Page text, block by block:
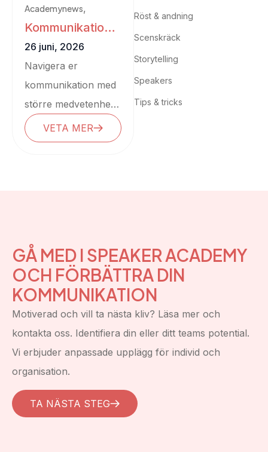
Academynews,
Kommunikation,
Kommunikativt
ledarskap
Kommunikation
inom företaget
26 juni, 2026
Navigera er
kommunikation med
större medvetenhet
Hur ser
kommunikationen
VETA MER
Röst & andning
Scenskräck
Storytelling
Speakers
Tips & tricks
GÅ MED I SPEAKER ACADEMY
OCH FÖRBÄTTRA DIN
KOMMUNIKATION
Motiverad och vill ta nästa kliv? Läsa mer och
kontakta oss. Identifiera din eller ditt teams potential.
Vi erbjuder anpassade upplägg för individ och
organisation.
TA NÄSTA STEG